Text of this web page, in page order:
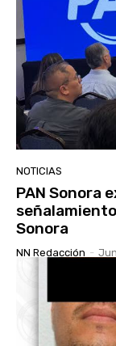
NOTICIAS
PAN Sonora
Sonora
NN Redacción -